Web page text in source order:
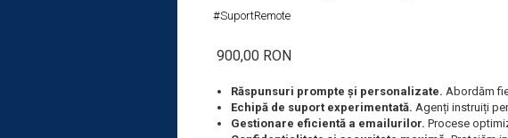
#SuportRemote
900,00 RON
Răspunsuri prompte și personalizate. Abordăm
Echipă de suport experimentată. Agenți instruiți
Gestionare eficientă a emailurilor. Procese